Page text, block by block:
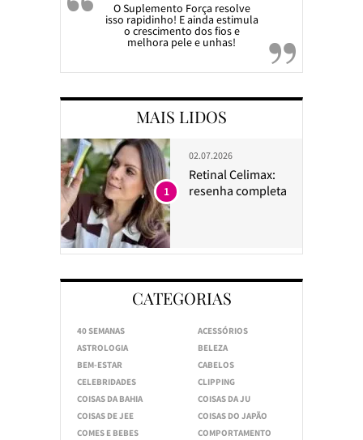
O Suplemento Força resolve
isso rapidinho! E ainda estimula
o crescimento dos fios e
melhora pele e unhas!
MAIS LIDOS
02.07.2026
Retinal Celimax:
resenha completa
1
CATEGORIAS
40 SEMANAS
ACESSÓRIOS
ASTROLOGIA
BELEZA
BEM-ESTAR
CABELOS
CELEBRIDADES
CLIPPING
COISAS DA BAHIA
COISAS DA JU
COISAS DE JEE
COISAS DO JAPÃO
COMES E BEBES
COMPORTAMENTO